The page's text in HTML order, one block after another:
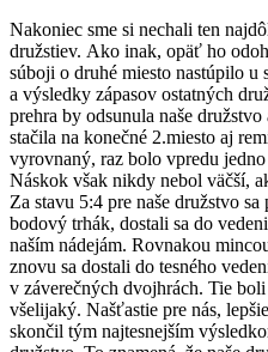
Nakoniec sme si nechali ten
družstiev. Ako inak, opäť ho
súboji o druhé miesto nastúpilo
a výsledky zápasov ostatných
prehra by odsunula naše
stačila na konečné 2.miesto aj
vyrovnaný, raz bolo vpredu jedno
Náskok však nikdy nebol väčší,
Za stavu 5:4 pre naše družstvo
bodový trhák, dostali sa do
naším nádejám. Rovnakou
znovu sa dostali do tesného
v záverečných dvojhrách. Tie
všelijaký. Našťastie pre nás,
skončil tým najtesnejším